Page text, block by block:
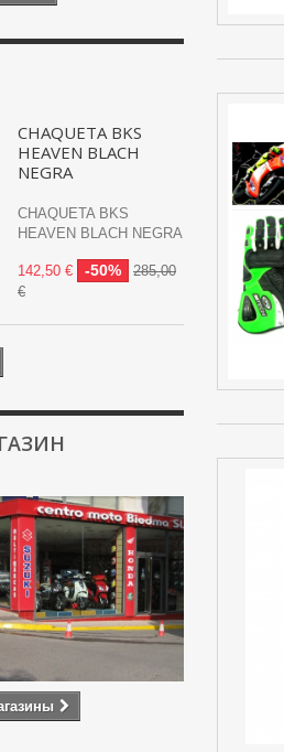
CHAQUETA BKS
HEAVEN BLACH
NEGRA
CHAQUETA BKS
HEAVEN BLACH NEGRA
142,50 € -50%
285,00
€